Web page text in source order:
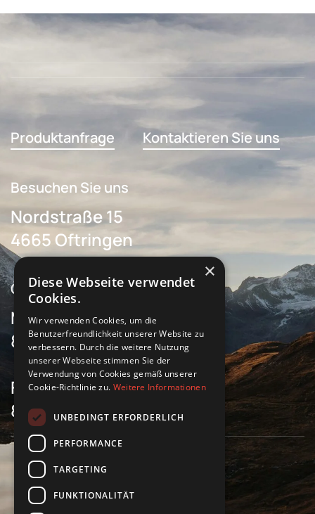
Produktanfrage Kontaktieren Sie uns
Besuchen Sie uns
Nordstraße 15
4665 Oftringen
Öffnungszeiten
Montag bis Donnerstag
8 Uhr bis 17 Uhr
Freitag
8 Uhr bis 16 Uhr
Impressum Datenschutz
×
Diese Webseite verwendet
Cookies.
Wir verwenden Cookies, um die
Benutzerfreundlichkeit unserer Website zu
verbessern. Durch die weitere Nutzung
unserer Webseite stimmen Sie der
Verwendung von Cookies gemäß unserer
Cookie-Richtlinie zu. Weitere Informationen
UNBEDINGT ERFORDERLICH
PERFORMANCE
TARGETING
FUNKTIONALITÄT